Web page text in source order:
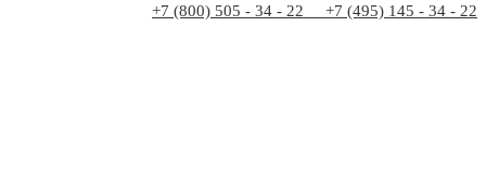
+7 (800) 505 - 34 - 22 +7 (495) 145 - 34 - 22